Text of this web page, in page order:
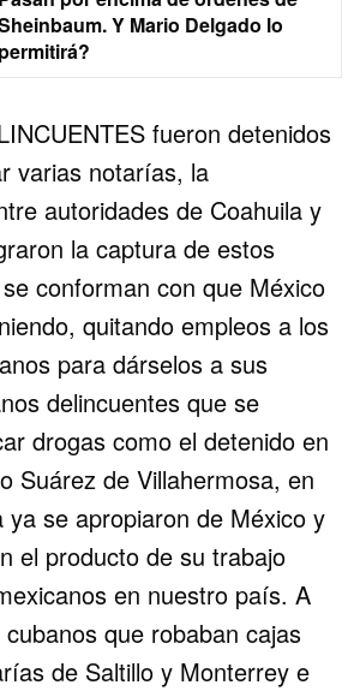
Y Mario Delgado lo
permitirá?
fueron detenidos
varias notarías, la
autoridades de Coahuila y
la captura de estos
conforman con que México
quitando empleos a los
para dárselos a sus
delincuentes que se
drogas como el detenido en
Suárez de Villahermosa, en
ya se apropiaron de México y
el producto de su trabajo
en nuestro país. A
que robaban cajas
de Saltillo y Monterrey e